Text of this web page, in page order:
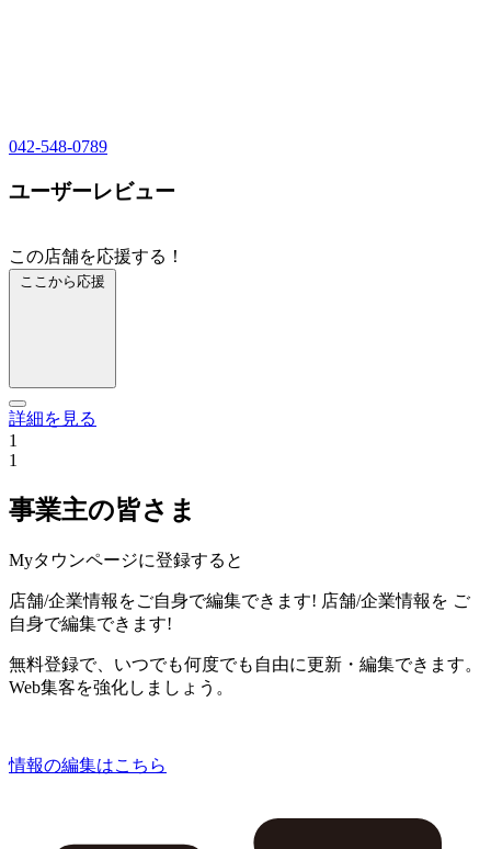
042-548-0789
ユーザーレビュー
この店舗を応援する！
ここから応援
詳細を見る
1
1
事業主の皆さま
Myタウンページに登録すると
店舗/企業情報をご自身で編集できます! 店舗/企業情報を ご
自身で編集できます!
無料登録で、いつでも何度でも自由に更新・編集できます。
Web集客を強化しましょう。
情報の編集はこちら